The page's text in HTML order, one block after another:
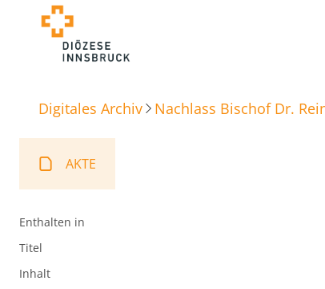
Digitales Archiv Nachlass Bischof Dr.
AKTE
Enthalten in
Titel
Inhalt